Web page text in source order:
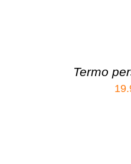
Termo